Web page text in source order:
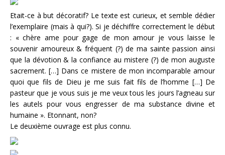
Etait-ce à but décoratif? Le texte est curieux, et semble dédier
l’exemplaire (mais à qui?). Si je déchiffre correctement le début
: « chère ame pour gage de mon amour je vous laisse le
souvenir amoureux & fréquent (?) de ma sainte passion ainsi
que la dévotion & la confiance au mistere (?) de mon auguste
sacrement. […] Dans ce mistere de mon incomparable amour
quoi que fils de Dieu je me suis fait fils de l’homme […] De
pasteur que je vous suis je me veux tous les jours l’agneau sur
les autels pour vous engresser de ma substance divine et
humaine ». Etonnant, non?
Le deuxième ouvrage est plus connu.